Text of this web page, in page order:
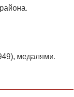
медалями.